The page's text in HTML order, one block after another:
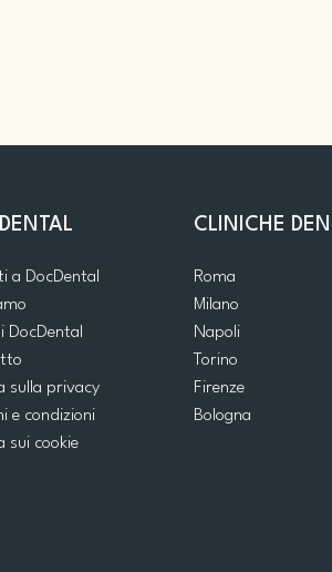
a DocDental
DocDental
sulla privacy
e condizioni
sui cookie
CLINICHE
Roma
Milano
Napoli
Torino
Firenze
Bologna